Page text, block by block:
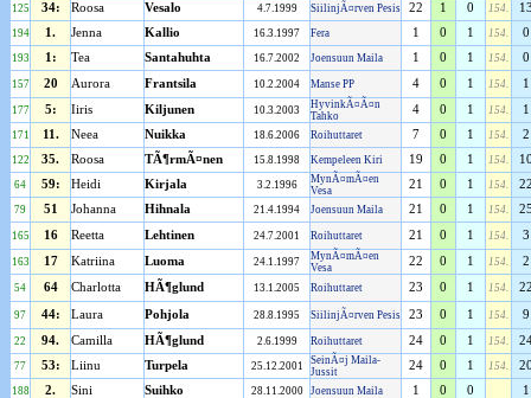
125 34: Roosa Vesalo 4.7.1999 SiilinjÃ¤rven Pesis 22 1 0 154.
194 1. Jenna Kallio 16.3.1997 Fera 1 0 1 154. 0
193 1: Tea Santahuhta 16.7.2002 Joensuun Maila 1 0 1 154. 0
157 20 Aurora Frantsila 10.2.2004 Manse PP 4 0 1 154. 1
177 5: Iiris Kiljunen 10.3.2003
HyvinkÃ¤Ã¤n
Tahko
4 0 1 154. 1
171 11. Neea Nuikka 18.6.2006 Roihuttaret 7 0 1 154. 2
122 35. Roosa TÃ¶rmÃ¤nen 15.8.1998 Kempeleen Kiri 19 0 1 154.
64 59: Heidi Kirjala 3.2.1996
MynÃ¤mÃ¤en
Vesa
21 0 1 154.
79 51 Johanna Hihnala 21.4.1994 Joensuun Maila 21 0 1 154.
165 16 Reetta Lehtinen 24.7.2001 Roihuttaret 21 0 1 154. 3
163 17 Katriina Luoma 24.1.1997
MynÃ¤mÃ¤en
Vesa
22 0 1 154. 2
54 64 Charlotta HÃ¶glund 13.1.2005 Roihuttaret 23 0 1 154.
97 44: Laura Pohjola 28.8.1995 SiilinjÃ¤rven Pesis 23 0 1 154. 9
22 94. Camilla HÃ¶glund 2.6.1999 Roihuttaret 24 0 1 154.
77 53: Liinu Turpela 25.12.2001
SeinÃ¤j Maila-
Jussit
24 0 1 154.
188 2. Sini Suihko 28.11.2000 Joensuun Maila 1 0 0 1